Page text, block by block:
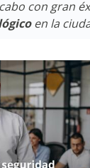
con gran
en la
de los